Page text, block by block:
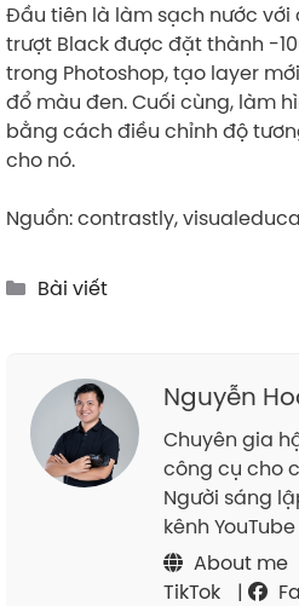
Đầu tiên là làm sạch nước với
trượt Black được đặt thành -
trong Photoshop, tạo layer
đổ màu đen. Cuối cùng, làm
bằng cách điều chỉnh độ
cho nó.
Nguồn: contrastly,
Categories
Bài viết
Nguyễn
Chuyên gia
công cụ cho
Người sáng
kênh
About me
TikTok
|